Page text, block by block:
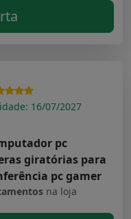
16/07/2027
pc
giratórias para
pc gamer
na loja